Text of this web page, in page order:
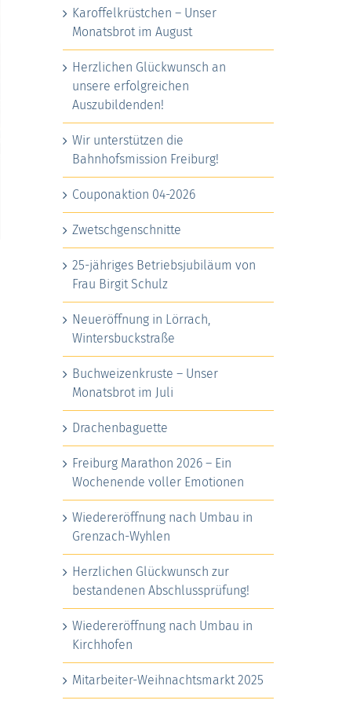
Karoffelkrüstchen – Unser
Monatsbrot im August
Herzlichen Glückwunsch an
unsere erfolgreichen
Auszubildenden!
Wir unterstützen die
Bahnhofsmission Freiburg!
Couponaktion 04-2026
Zwetschgenschnitte
25-jähriges Betriebsjubiläum von
Frau Birgit Schulz
Neueröffnung in Lörrach,
Wintersbuckstraße
Buchweizenkruste – Unser
Monatsbrot im Juli
Drachenbaguette
Freiburg Marathon 2026 – Ein
Wochenende voller Emotionen
Wiedereröffnung nach Umbau in
Grenzach-Wyhlen
Herzlichen Glückwunsch zur
bestandenen Abschlussprüfung!
Wiedereröffnung nach Umbau in
Kirchhofen
Mitarbeiter-Weihnachtsmarkt 2025